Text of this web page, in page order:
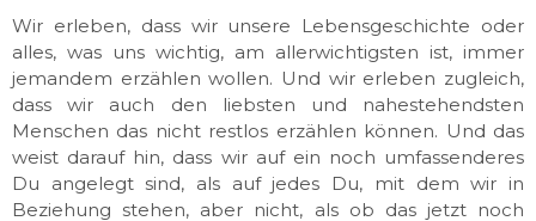
Wir erleben, dass wir unsere Lebensgeschichte oder
alles, was uns wichtig, am allerwichtigsten ist, immer
jemandem erzählen wollen. Und wir erleben zugleich,
dass wir auch den liebsten und nahestehendsten
Menschen das nicht restlos erzählen können. Und das
weist darauf hin, dass wir auf ein noch umfassenderes
Du angelegt sind, als auf jedes Du, mit dem wir in
Beziehung stehen, aber nicht, als ob das jetzt noch